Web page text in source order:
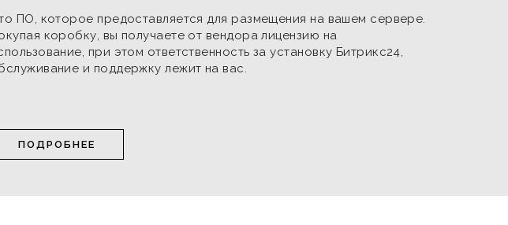
ПО, которое предоставляется для размещения на вашем сервере.
коробку, вы получаете от вендора лицензию на
при этом ответственность за установку Битрикс24,
и поддержку лежит на вас.
ПОДРОБНЕЕ